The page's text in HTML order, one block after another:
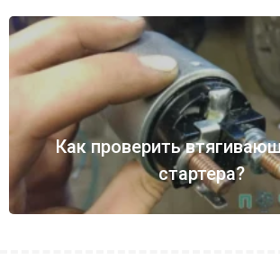
Как проверить
стартера?